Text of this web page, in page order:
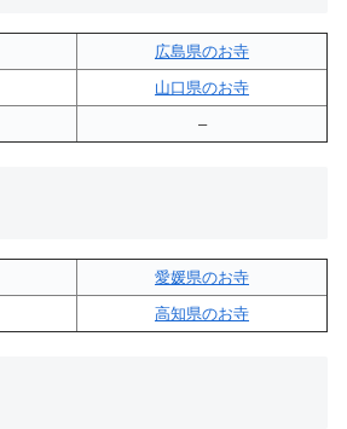
広島県のお寺
山口県のお寺
–
愛媛県のお寺
高知県のお寺